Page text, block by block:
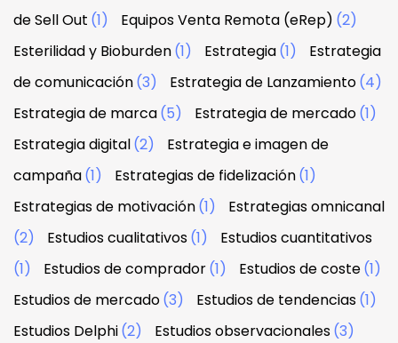
de Sell Out (1) Equipos Venta Remota (eRep) (2)
Esterilidad y Bioburden(1) Estrategia(1)
Estrategia
de comunicación(3) Estrategia de Lanzamiento(4)
Estrategia de marca(5) Estrategia de mercado(1)
Estrategia digital(2)
Estrategia e imagen de
campaña(1) Estrategias de fidelización(1)
Estrategias de motivación(1)
Estrategias omnicanal
(2)
Estudios cualitativos(1)
Estudios cuantitativos
(1)
Estudios de comprador(1) Estudios de coste(1)
Estudios de mercado(3) Estudios de tendencias(1)
Estudios Delphi(2) Estudios observacionales(3)